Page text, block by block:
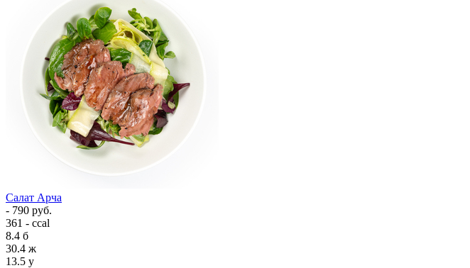
Салат Арча
- 790 руб.
361 - ccal
8.4 б
30.4 ж
13.5 у